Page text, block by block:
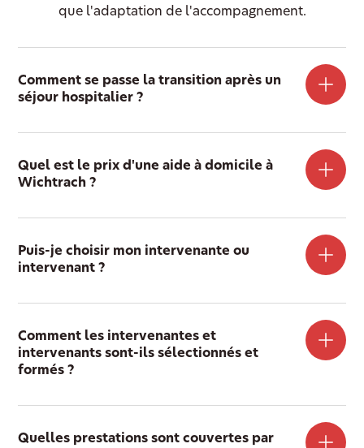
que l'adaptation de l'accompagnement.
Comment se passe la transition après un
séjour hospitalier ?
Quel est le prix d'une aide à domicile à
Wichtrach ?
Puis-je choisir mon intervenante ou
intervenant ?
Comment les intervenantes et
intervenants sont-ils sélectionnés et
formés ?
Quelles prestations sont couvertes par